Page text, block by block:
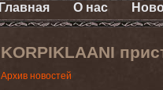
Главная О нас
KORPIKLAANI
Архив новостей